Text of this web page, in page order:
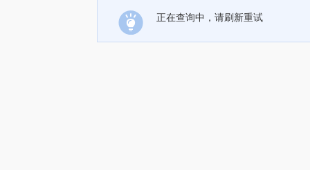
正在查询中，请刷新重试